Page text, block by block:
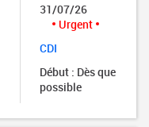
31/07/26
Urgent
CDI
Début : Dès que
possible